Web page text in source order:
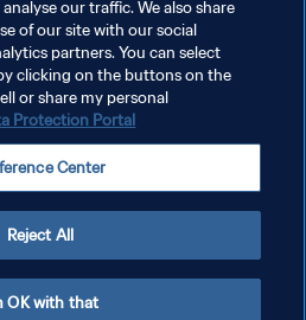
DE LAS COOKIES
derechos reservados.
our traffic. We also share
of our site with our social
partners. You can select
clicking on the buttons on the
or share my personal
Protection Portal
Center
Reject All
OK with that